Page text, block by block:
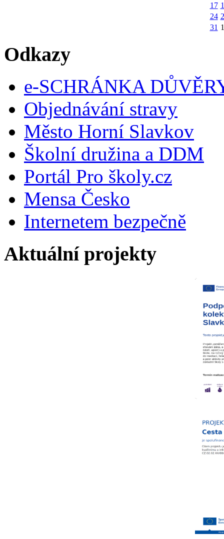
17
24
31 1
Odkazy
e-SCHRÁNKA
Objednávání stravy
Město Horní Slavkov
Školní družina a DDM
Portál Pro školy.cz
Mensa Česko
Internetem bezpečně
Aktuální projekty